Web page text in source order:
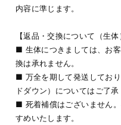
内容に準じます。
【返品・交換について（生体
■ 生体につきましては、お
換は承れません。
■ 万全を期して発送してお
ドダウン）についてはご了承
■ 死着補償はございません
すめいたします。